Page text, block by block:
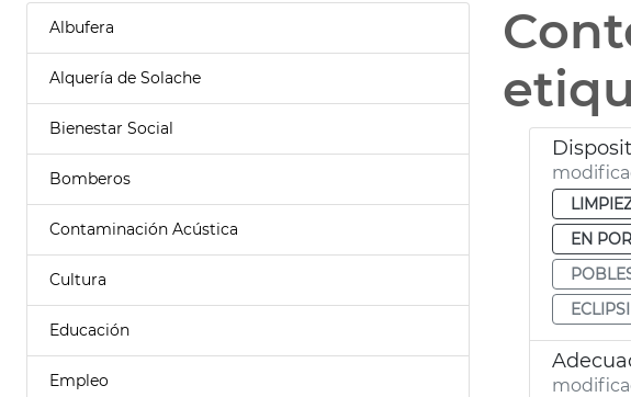
Albufera
Alquería de Solache
Bienestar Social
Bomberos
Contaminación Acústica
Cultura
Educación
Empleo
EN